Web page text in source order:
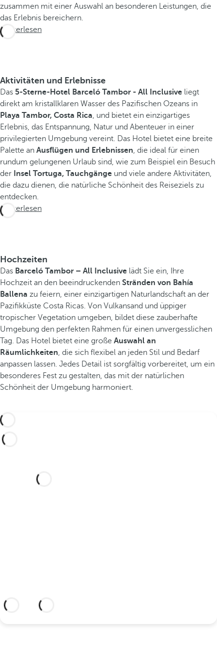
zusammen mit einer Auswahl an besonderen Leistungen, die
das Erlebnis bereichern.
Weiterlesen
Aktivitäten und Erlebnisse
Das 5-Sterne-Hotel Barceló Tambor - All Inclusive liegt
direkt am kristallklaren Wasser des Pazifischen Ozeans in
Playa Tambor, Costa Rica, und bietet ein einzigartiges
Erlebnis, das Entspannung, Natur und Abenteuer in einer
privilegierten Umgebung vereint. Das Hotel bietet eine breite
Palette an Ausflügen und Erlebnissen, die ideal für einen
rundum gelungenen Urlaub sind, wie zum Beispiel ein Besuch
der Insel Tortuga, Tauchgänge und viele andere Aktivitäten,
die dazu dienen, die natürliche Schönheit des Reiseziels zu
entdecken.
Weiterlesen
Hochzeiten
Das Barceló Tambor – All Inclusive lädt Sie ein, Ihre
Hochzeit an den beeindruckenden Stränden von Bahía
Ballena zu feiern, einer einzigartigen Naturlandschaft an der
Pazifikküste Costa Ricas. Von Vulkansand und üppiger
tropischer Vegetation umgeben, bildet diese zauberhafte
Umgebung den perfekten Rahmen für einen unvergesslichen
Tag. Das Hotel bietet eine große Auswahl an
Räumlichkeiten, die sich flexibel an jeden Stil und Bedarf
anpassen lassen. Jedes Detail ist sorgfältig vorbereitet, um ein
besonderes Fest zu gestalten, das mit der natürlichen
Schönheit der Umgebung harmoniert.
Möchten Sie Ihre Hochzeit in